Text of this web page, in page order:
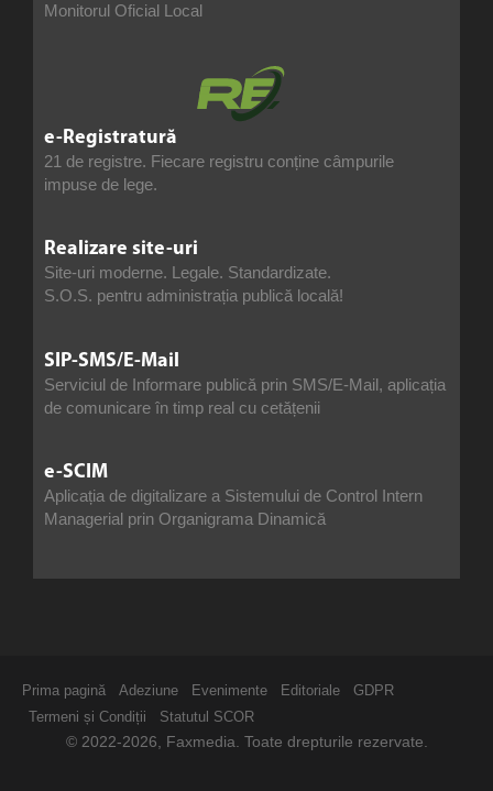
Monitorul Oficial Local
e-Registratură
21 de registre. Fiecare registru conține câmpurile
impuse de lege.
Realizare site-uri
Site-uri moderne. Legale. Standardizate.
S.O.S. pentru administrația publică locală!
SIP-SMS/E-Mail
Serviciul de Informare publică prin SMS/E-Mail, aplicația
de comunicare în timp real cu cetățenii
e-SCIM
Aplicația de digitalizare a Sistemului de Control Intern
Managerial prin Organigrama Dinamică
Prima pagină Adeziune Evenimente Editoriale
GDPR
Termeni și Condiții
Statutul SCOR
© 2022-2026, Faxmedia. Toate drepturile rezervate.